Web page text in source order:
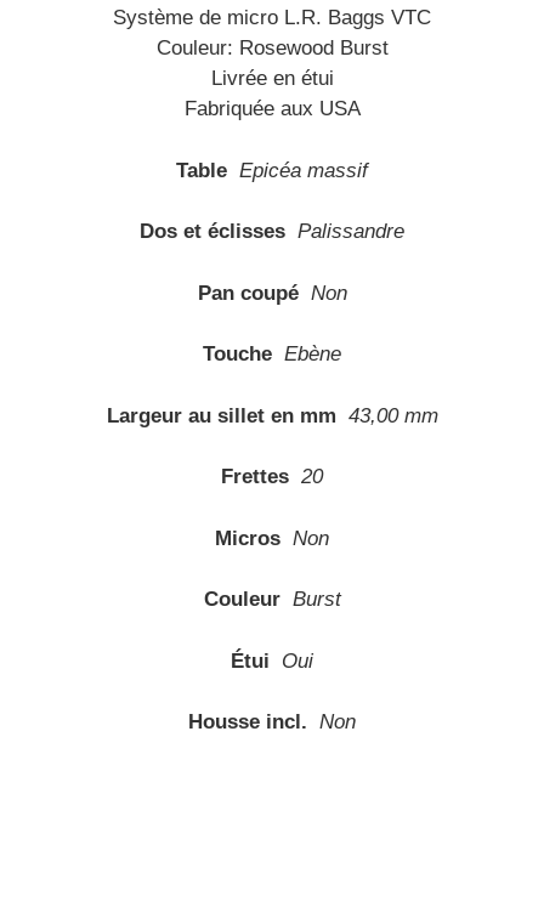
Système de micro L.R. Baggs VTC
Couleur: Rosewood Burst
Livrée en étui
Fabriquée aux USA
Table Epicéa massif
Dos et éclisses Palissandre
Pan coupé Non
Touche Ebène
Largeur au sillet en mm 43,00 mm
Frettes 20
Micros Non
Couleur Burst
Étui Oui
Housse incl. Non